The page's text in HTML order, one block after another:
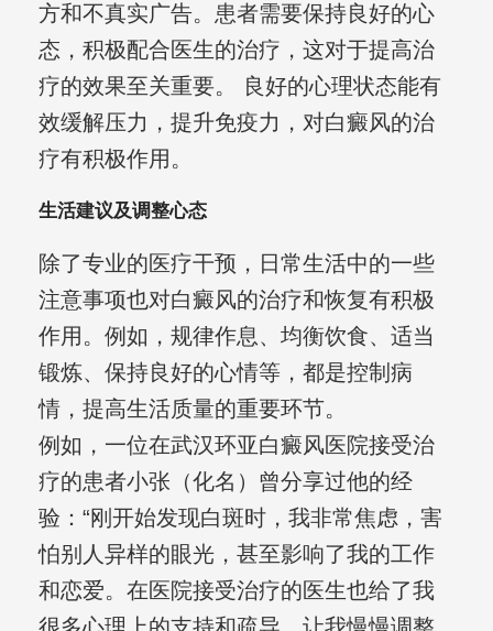
方和不真实广告。患者需要保持良好的心
态，积极配合医生的治疗，这对于提高治
疗的效果至关重要。 良好的心理状态能有
效缓解压力，提升免疫力，对白癜风的治
疗有积极作用。
生活建议及调整心态
除了专业的医疗干预，日常生活中的一些
注意事项也对白癜风的治疗和恢复有积极
作用。例如，规律作息、均衡饮食、适当
锻炼、保持良好的心情等，都是控制病
情，提高生活质量的重要环节。
例如，一位在武汉环亚白癜风医院接受治
疗的患者小张（化名）曾分享过他的经
验：“刚开始发现白斑时，我非常焦虑，害
怕别人异样的眼光，甚至影响了我的工作
和恋爱。在医院接受治疗的医生也给了我